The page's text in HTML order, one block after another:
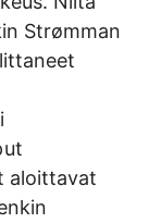
Strømman
aloittavat